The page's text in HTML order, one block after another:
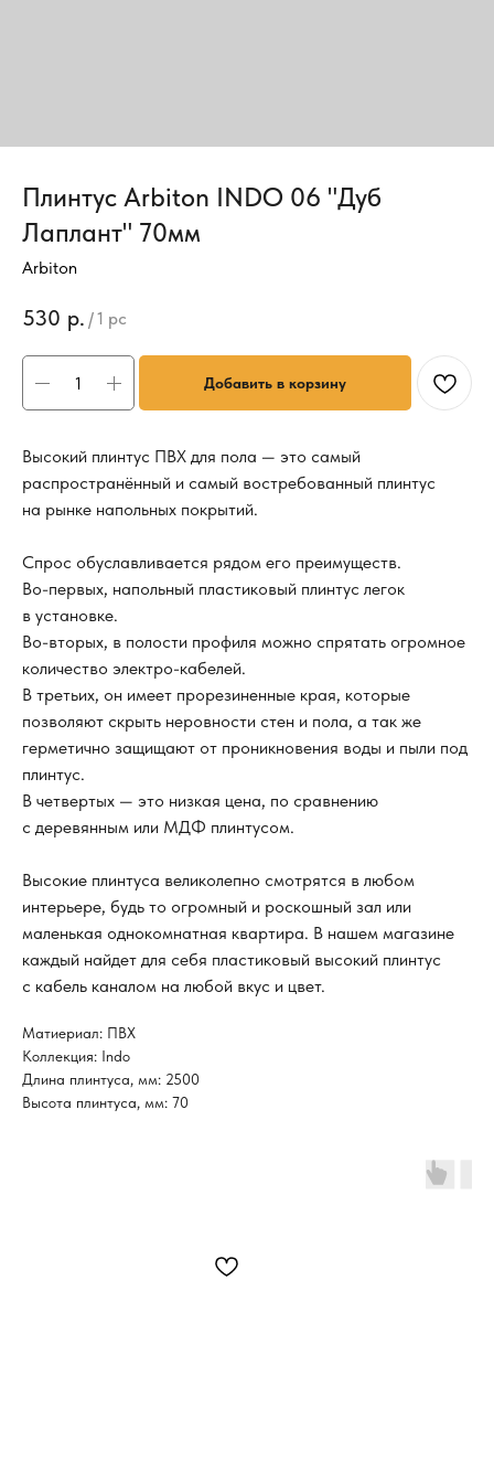
Плинтус Arbiton INDO 06 "Дуб
Лаплант" 70мм
Arbiton
530 р. /1 pc
Добавить в корзину
Высокий плинтус ПВХ для пола — это самый
распространённый и самый востребованный плинтус
на рынке напольных покрытий.
Спрос обуславливается рядом его преимуществ.
Во-первых, напольный пластиковый плинтус легок
в установке.
Во-вторых, в полости профиля можно спрятать огромное
количество электро-кабелей.
В третьих, он имеет прорезиненные края, которые
позволяют скрыть неровности стен и пола, а так же
герметично защищают от проникновения воды и пыли под
плинтус.
В четвертых — это низкая цена, по сравнению
с деревянным или МДФ плинтусом.
Высокие плинтуса великолепно смотрятся в любом
интерьере, будь то огромный и роскошный зал или
маленькая однокомнатная квартира. В нашем магазине
каждый найдет для себя пластиковый высокий плинтус
с кабель каналом на любой вкус и цвет.
Матиериал: ПВХ
Коллекция: Indo
Длина плинтуса, мм: 2500
Высота плинтуса, мм: 70